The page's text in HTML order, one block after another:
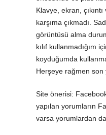
Klavye, ekran,
karşıma çıkmadı.
görüntüsü alma
kılıf kullanmadığım
koyduğumda
Herşeye rağmen son
Site önerisi:
yapılan yorumların
varsa yorumlardan